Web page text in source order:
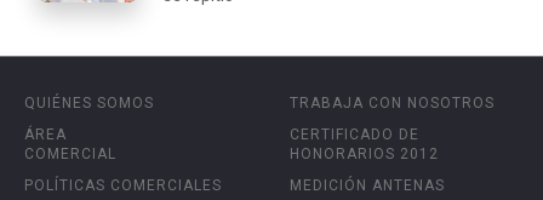
QUIÉNES SOMOS
ÁREA
COMERCIAL
POLÍTICAS COMERCIALES
TRABAJA CON NOSOTROS
CERTIFICADO DE
HONORARIOS 2012
MEDICIÓN ANTENAS